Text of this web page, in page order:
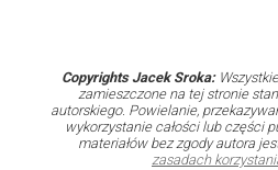
Copyrights Jacek Sroka:
zamieszczone na tej stronie
autorskiego. Powielanie,
wykorzystanie całości lub części
materiałów bez zgody autora
zasadach